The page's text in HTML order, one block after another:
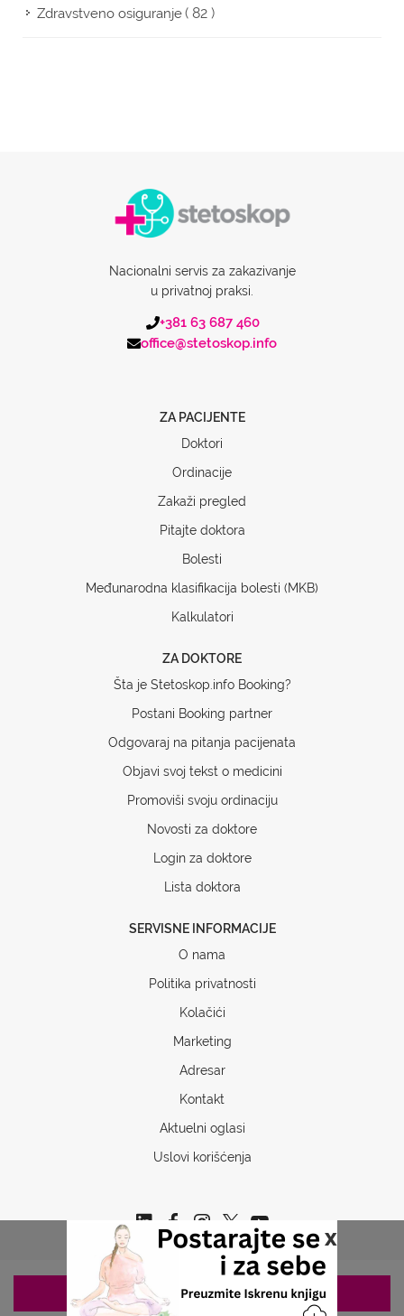
x
Zdravstveno osiguranje( 82 )
Nacionalni servis za zakazivanje
u privatnoj praksi.
+381 63 687 460
office@stetoskop.info
ZA PACIJENTE
Doktori
Ordinacije
Zakaži pregled
Pitajte doktora
Bolesti
Međunarodna klasifikacija bolesti (MKB)
Kalkulatori
ZA DOKTORE
Šta je Stetoskop.info Booking?
Postani Booking partner
Odgovaraj na pitanja pacijenata
Objavi svoj tekst o medicini
Promoviši svoju ordinaciju
Novosti za doktore
Login za doktore
Lista doktora
SERVISNE INFORMACIJE
O nama
Politika privatnosti
Kolačići
Marketing
Adresar
Kontakt
Aktuelni oglasi
Uslovi korišćenja
Copyrights © 2026 Sva prava www.stetoskop.info
ZAKAZIVANJE 063/687-460